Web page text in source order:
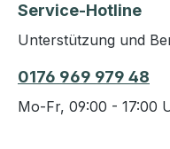
Service-Hotline
Unterstützung und
0176 969 979 48
Mo-Fr, 09:00 - 17:00